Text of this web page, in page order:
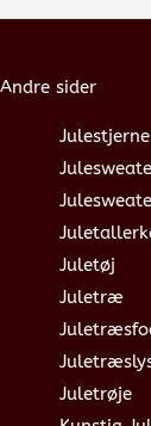
Andre sider
Juletøj
Juletræ
Juletrøje